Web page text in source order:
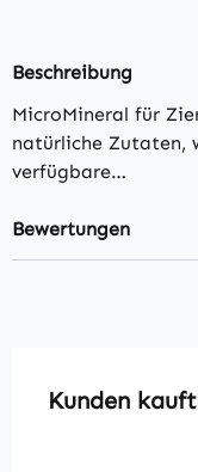
Beschreibung
MicroMineral für
natürliche Zutaten,
verfügbare…
Bewertungen
Produktgalerie
Kunden